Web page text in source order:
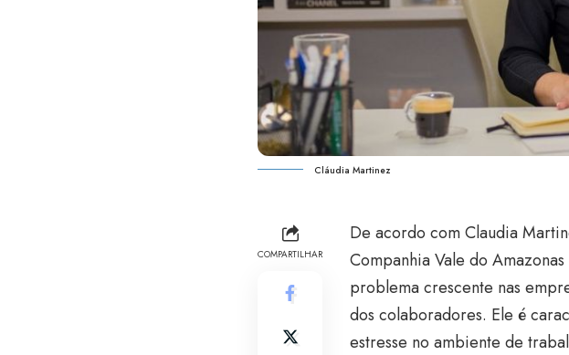
Cláudia Martinez
COMPARTILHAR
De acordo com Claudia
Companhia Vale do
problema crescente nas
dos colaboradores. Ele é
estresse no ambiente de